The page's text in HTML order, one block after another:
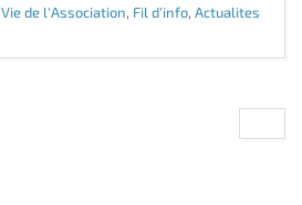
Vie de l'Association, Fil d'info, Actualites